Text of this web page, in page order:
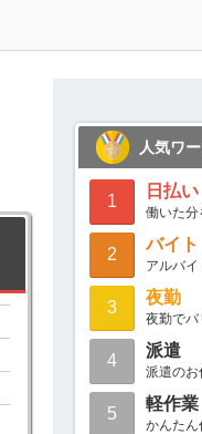
人気ワ
1
日払い
働いた分
2
バイト
アルバイ
3
夜勤
夜勤でバ
4
派遣
派遣のお
5
軽作業
かんたん